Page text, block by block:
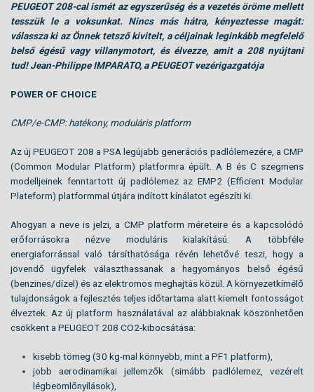
PEUGEOT 208-cal ismét az egyszerűség és a vezetés öröme mellett
tesszük le a voksunkat. Nincs más hátra, kényeztesse magát:
válassza ki az Önnek tetsző kivitelt, a céljainak leginkább megfelelő
belső égésű vagy villanymotort, és élvezze, amit a 208 nyújtani
tud! Jean-Philippe IMPARATO, a PEUGEOT vezérigazgatója
POWER OF CHOICE
CMP/e-CMP: hatékony, moduláris platform
Az új PEUGEOT 208 a PSA legújabb generációs padlólemezére, a CMP
(Common Modular Platform) platformra épült. A B és C szegmens
modelljeinek fenntartott új padlólemez az EMP2 (Efficient Modular
Plateform) platformmal útjára indított kínálatot egészíti ki.
Ahogyan a neve is jelzi, a CMP platform méreteire és a kapcsolódó
erőforrásokra nézve moduláris kialakítású. A többféle
energiaforrással való társíthatósága révén lehetővé teszi, hogy a
jövendő ügyfelek választhassanak a hagyományos belső égésű
(benzines/dízel) és az elektromos meghajtás közül. A környezetkímélő
tulajdonságok a fejlesztés teljes időtartama alatt kiemelt fontosságot
élveztek. Az új platform használatával az alábbiaknak köszönhetően
csökkent a PEUGEOT 208 CO2-kibocsátása:
kisebb tömeg (30 kg-mal könnyebb, mint a PF1 platform),
jobb aerodinamikai jellemzők (simább padlólemez, vezérelt
légbeömlőnyílások),